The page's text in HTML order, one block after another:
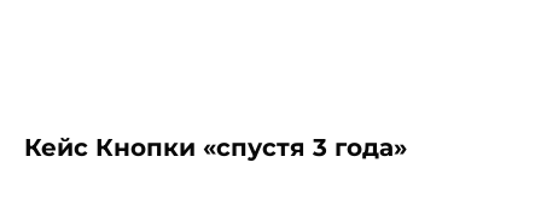
Кейс Кнопки «спустя 3 года»